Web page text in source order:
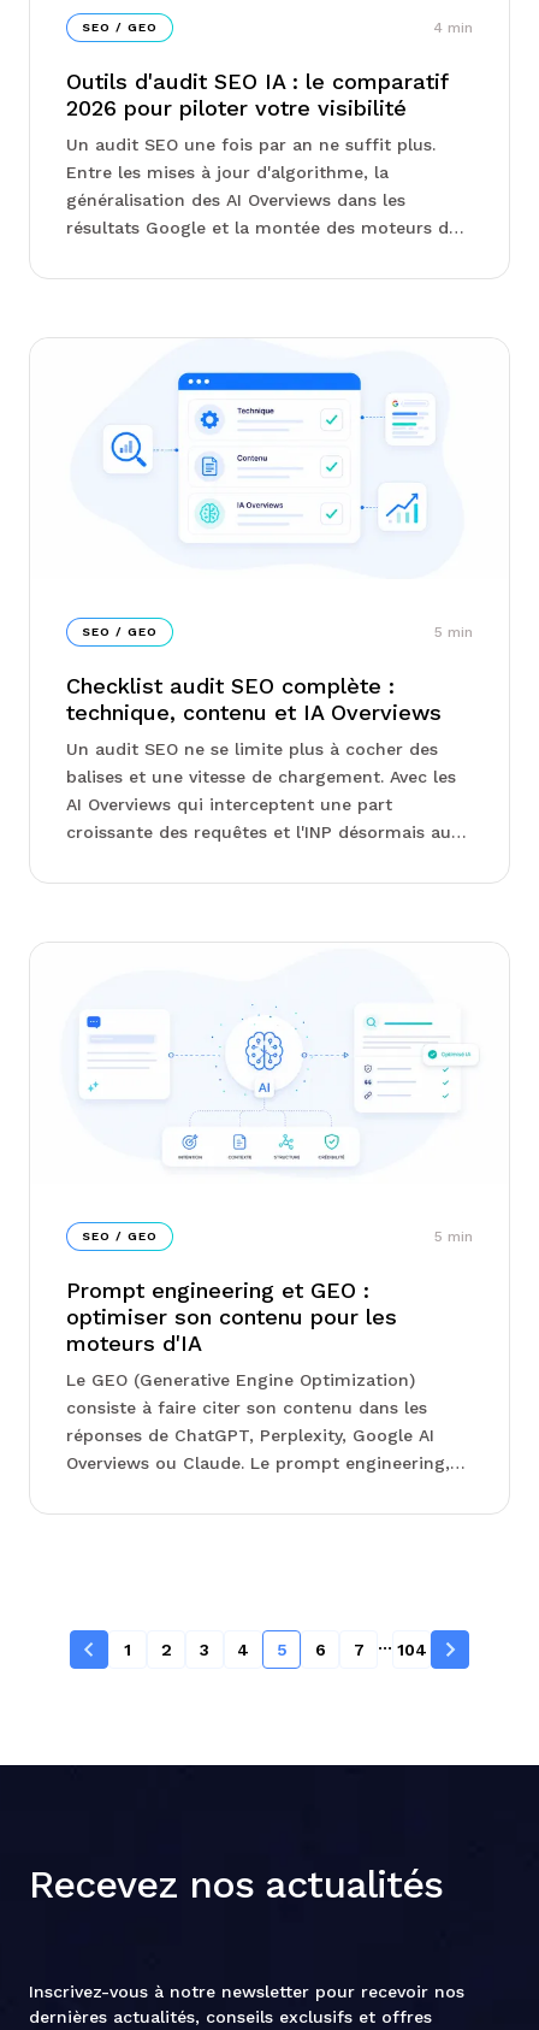
SEO / GEO 4 min
Outils d'audit SEO IA : le comparatif
2026 pour piloter votre visibilité
Un audit SEO une fois par an ne suffit plus.
Entre les mises à jour d'algorithme, la
généralisation des AI Overviews dans les
résultats Google et la montée des moteurs de
donnée bouge chaque semaine. ...
SEO / GEO 5 min
Checklist audit SEO complète :
technique, contenu et IA Overviews
Un audit SEO ne se limite plus à cocher des
balises et une vitesse de chargement. Avec les
AI Overviews qui interceptent une part
croissante des requêtes et l'INP désormais au
changé. Cette ch...
SEO / GEO 5 min
Prompt engineering et GEO :
optimiser son contenu pour les
moteurs d'IA
Le GEO (Generative Engine Optimization)
consiste à faire citer son contenu dans les
réponses de ChatGPT, Perplexity, Google AI
Overviews ou Claude. Le prompt engineering,
précises pour piloter ces...
1 2 3 4 5 6 7 ... 104
Recevez nos actualités
Inscrivez-vous à notre newsletter pour recevoir nos
dernières actualités, conseils exclusifs et offres